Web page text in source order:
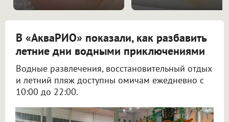
В «АкваРИО» показали, как разбавить
летние дни водными приключениями
Водные развлечения, восстановительный отдых
и летний пляж доступны омичам ежедневно с
10:00 до 22:00.